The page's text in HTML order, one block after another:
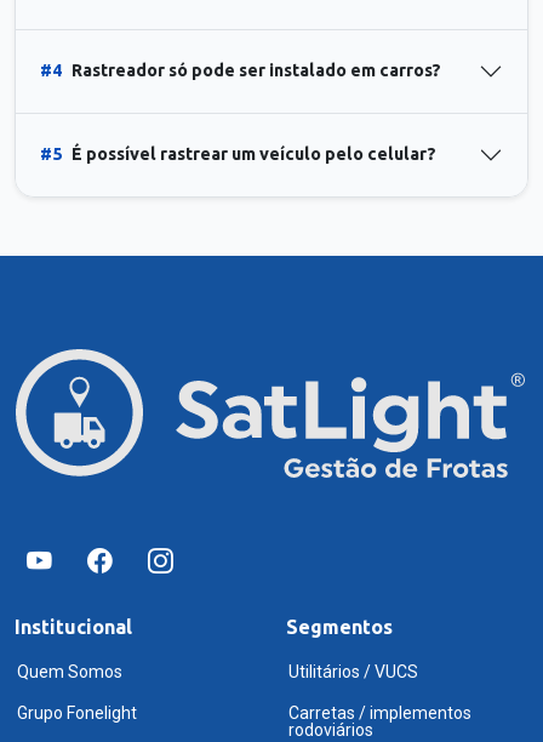
#4 Rastreador só pode ser instalado em carros?
#5 É possível rastrear um veículo pelo celular?
Institucional
Quem Somos
Grupo Fonelight
Segmentos
Utilitários / VUCS
Carretas / implementos
rodoviários